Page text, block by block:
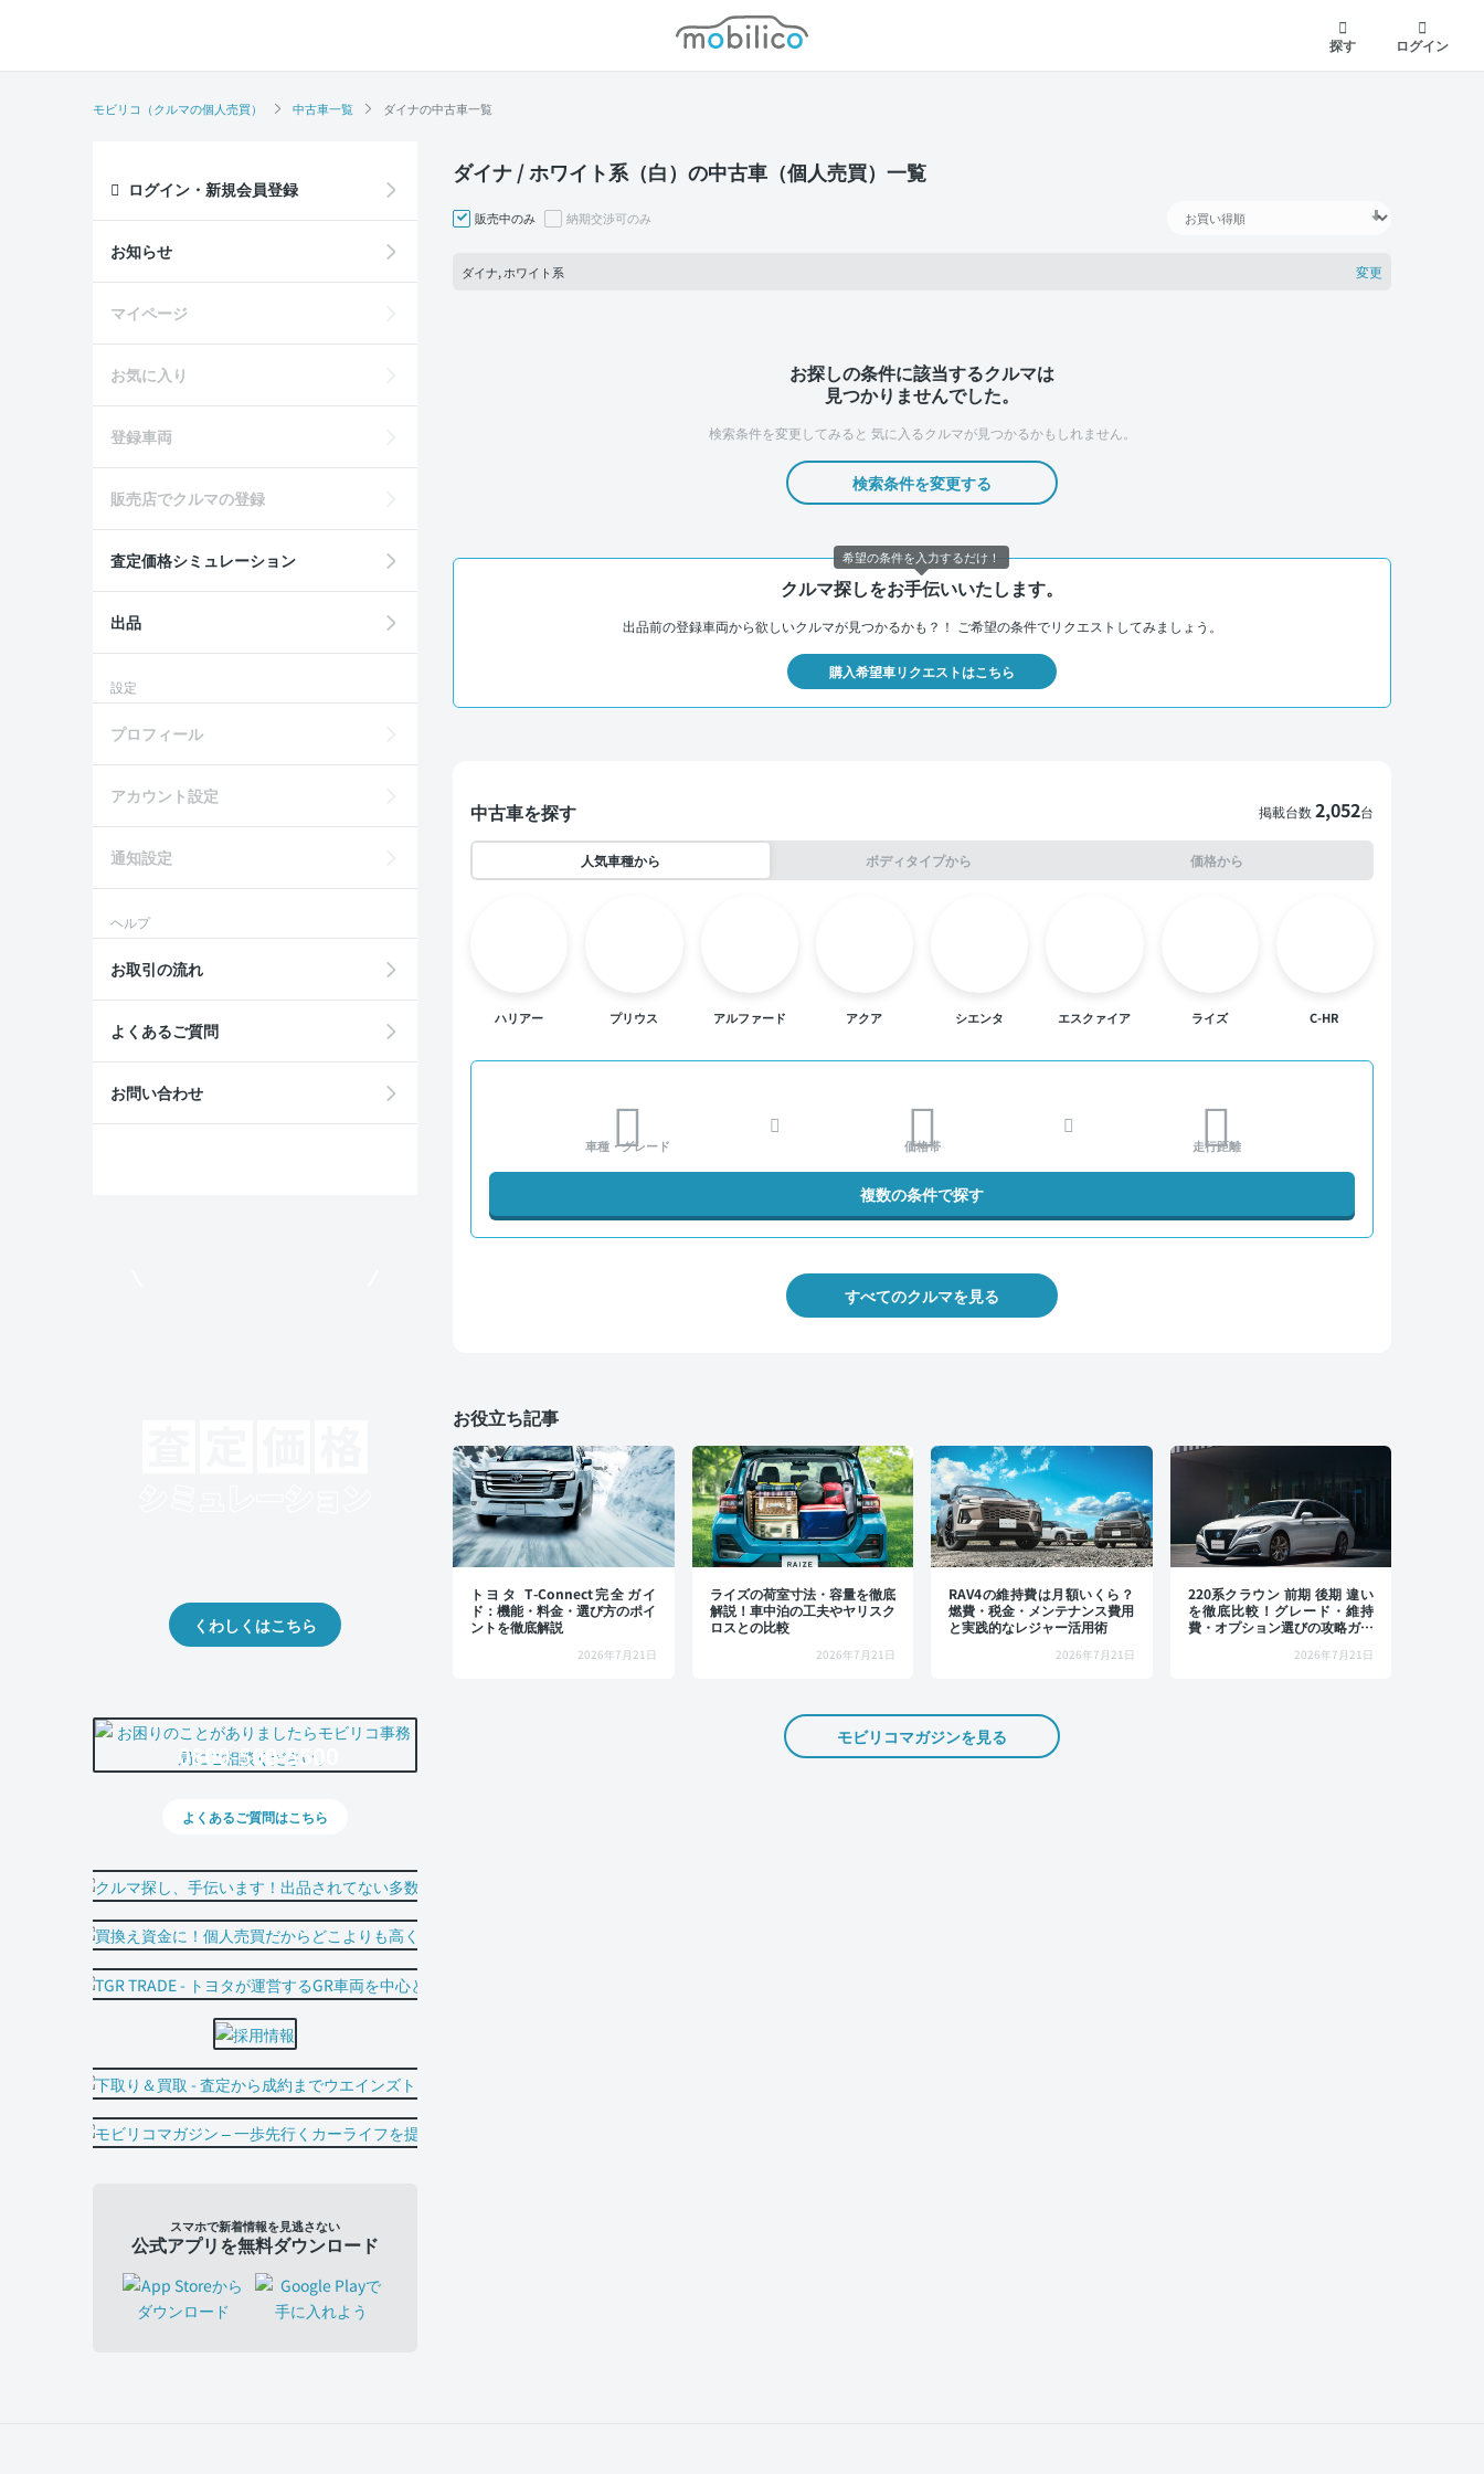
モビリコ
探す
ログイン
モビリコ（クルマの個人売買） 中古車一覧 ダイナの中古車一覧
ダイナ / ホワイト系（白）の中古車（個人売買）一覧
販売中のみ 納期交渉可のみ
ダイナ, ホワイト系 変更
お探しの条件に該当するクルマは
見つかりませんでした。
検索条件を変更してみると 気に入るクルマが見つかるかもしれません。
検索条件を変更する
クルマ探しをお手伝いいたします。
出品前の登録車両から欲しいクルマが見つかるかも？！ ご希望の条件でリクエストしてみましょう。
購入希望車リクエストはこちら
中古車を探す 掲載台数2,052台
人気車種から ボディタイプから 価格から
ハリアー プリウス アルファード アクア シエンタ エスクァイア ライズ C-HR
車種・グレード 価格帯 走行距離
複数の条件で探す
すべてのクルマを見る
お役立ち記事
トヨタ T-Connect完全ガイ
ド：機能・料金・選び方のポイ
ントを徹底解説
2026年7月21日
ライズの荷室寸法・容量を徹底
解説！車中泊の工夫やヤリスク
ロスとの比較
2026年7月21日
RAV4の維持費は月額いくら？
燃費・税金・メンテナンス費用
と実践的なレジャー活用術
2026年7月21日
220系クラウン 前期 後期 違い
を徹底比較！グレード・維持
費・オプション選びの攻略ガイ
2026年7月21日
モビリコマガジンを見る
ログイン・新規会員登録
お知らせ
マイページ
お気に入り
登録車両
販売店でクルマの登録
査定価格シミュレーション
出品
設定
プロフィール
アカウント設定
通知設定
ヘルプ
お取引の流れ
よくあるご質問
お問い合わせ
くわしくはこちら
0800-500-5500
よくあるご質問はこちら
スマホで新着情報を見逃さない
公式アプリを無料ダウンロード
希望の条件を入力するだけ！